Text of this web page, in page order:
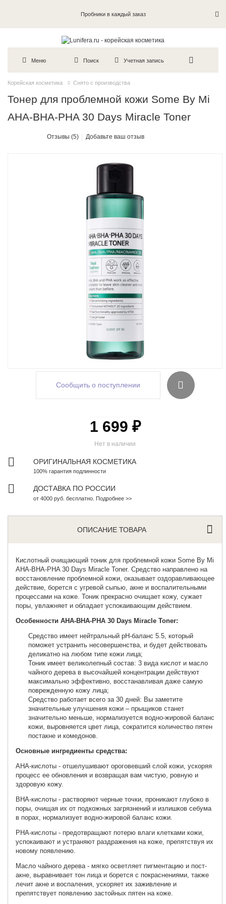
Пробники в каждый заказ
Меню Поиск Учетная запись
Корейская косметика Снято с производства
Тонер для проблемной кожи Some By Mi
AHA-BHA-PHA 30 Days Miracle Toner
Отзывы (5) Добавьте ваш отзыв
Сообщить о поступлении
Нет в наличии
1 699 ₽
ОРИГИНАЛЬНАЯ КОСМЕТИКА
100% гарантия подлинности
ДОСТАВКА ПО РОССИИ
от 4000 руб. бесплатно. Подробнее >>
ОПИСАНИЕ ТОВАРА
Кислотный очищающий тоник для проблемной кожиSome By Mi
AHA-BHA-PHA 30 Days Miracle Toner. Средство направлено на
восстановление проблемной кожи, оказывает оздоравливающее
действие, борется с угревой сыпью, акне и воспалительными
процессами на коже. Тоник прекрасно очищает кожу, сужает
поры, увлажняет и обладает успокаивающим действием.
Особенности AHA-BHA-PHA 30 Days Miracle Toner:
Средство имеет нейтральный рН-баланс 5.5, который
поможет устранить несовершенства, и будет действовать
деликатно на любом типе кожи лица;
Тоник имеет великолепный состав: 3 вида кислот и масло
чайного дерева в высочайшей концентрации действуют
максимально эффективно, восстанавливая даже самую
поврежденную кожу лица;
Средство работает всего за 30 дней: Вы заметите
значительные улучшения кожи – прыщиков станет
значительно меньше, нормализуется водно-жировой баланс
кожи, выровняется цвет лица, сократится количество пятен
постакне и комедонов.
Основные ингредиенты средства:
АНА-кислоты - отшелушивают ороговевший слой кожи, ускоряя
процесс ее обновления и возвращая вам чистую, ровную и
здоровую кожу.
ВНА-кислоты - растворяют черные точки, проникают глубоко в
поры, очищая их от подкожных загрязнений и излишков себума
в порах, нормализует водно-жировой баланс кожи.
РНА-кислоты - предотвращают потерю влаги клетками кожи,
успокаивают и устраняют раздражения на коже, препятствуя их
новому появлению.
Масло чайного дерева - мягко осветляет пигментацию и пост-
акне, выравнивает тон лица и борется с покраснениями, также
лечит акне и воспаления, ускоряет их заживление и
препятствует появлению застойных пятен на коже.